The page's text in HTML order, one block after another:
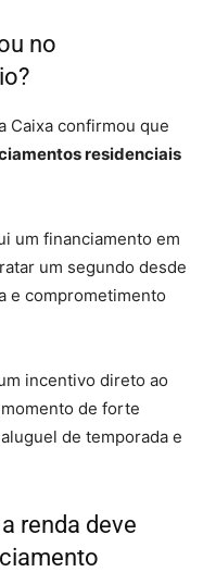
no
Caixa confirmou que
residenciais
um financiamento em
um segundo desde
e comprometimento
incentivo direto ao
de forte
de temporada e
renda deve